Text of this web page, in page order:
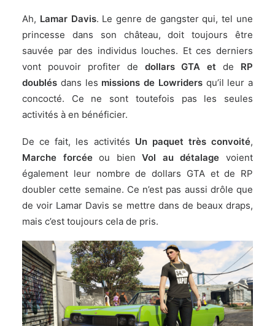
Ah, Lamar Davis. Le genre de gangster qui, tel une
princesse dans son château, doit toujours être
sauvée par des individus louches. Et ces derniers
vont pouvoir profiter de dollars GTA et de RP
doublés dans les missions de Lowridersqu’il leur a
concocté. Ce ne sont toutefois pas les seules
activités à en bénéficier.
De ce fait, les activités Un paquet très convoité,
Marche forcéeou bienVol au détalage voient
également leur nombre de dollars GTA et de RP
doubler cette semaine. Ce n’est pas aussi drôle que
de voir Lamar Davis se mettre dans de beaux draps,
mais c’est toujours cela de pris.